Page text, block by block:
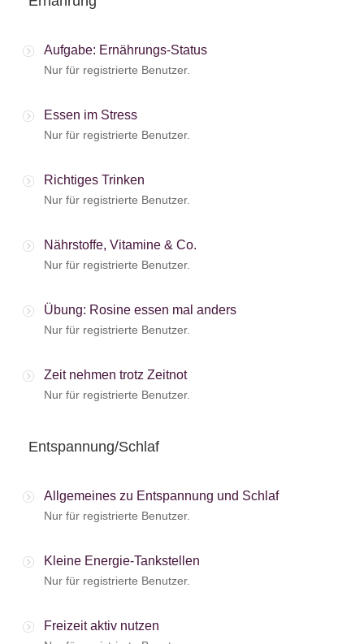
Aufgabe: Ernährungs-Status
Nur für registrierte Benutzer.
Essen im Stress
Nur für registrierte Benutzer.
Richtiges Trinken
Nur für registrierte Benutzer.
Nährstoffe, Vitamine & Co.
Nur für registrierte Benutzer.
Übung: Rosine essen mal anders
Nur für registrierte Benutzer.
Zeit nehmen trotz Zeitnot
Nur für registrierte Benutzer.
Entspannung/Schlaf
Allgemeines zu Entspannung und Schlaf
Nur für registrierte Benutzer.
Kleine Energie-Tankstellen
Nur für registrierte Benutzer.
Freizeit aktiv nutzen